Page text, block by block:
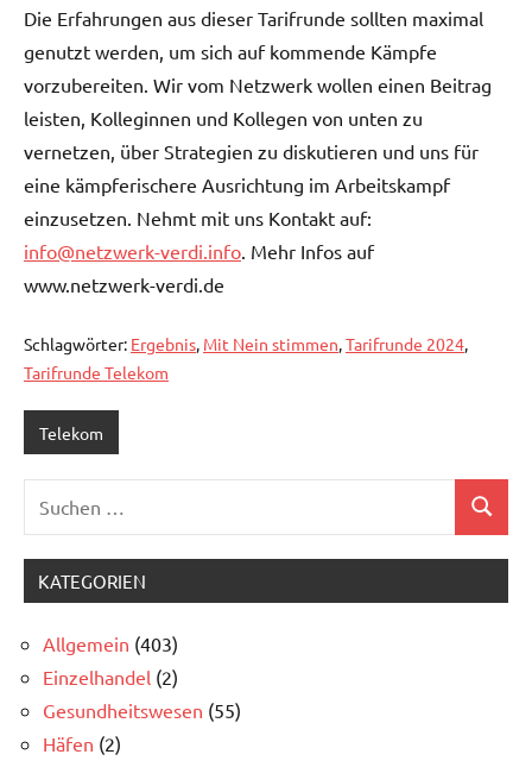
Die Erfahrungen aus dieser Tarifrunde sollten maximal
genutzt werden, um sich auf kommende Kämpfe
vorzubereiten. Wir vom Netzwerk wollen einen Beitrag
leisten, Kolleginnen und Kollegen von unten zu
vernetzen, über Strategien zu diskutieren und uns für
eine kämpferischere Ausrichtung im Arbeitskampf
einzusetzen. Nehmt mit uns Kontakt auf:
info@netzwerk-verdi.info. Mehr Infos auf
www.netzwerk-verdi.de
Schlagwörter: Ergebnis, Mit Nein stimmen,Tarifrunde 2024,
Tarifrunde Telekom
Telekom
Suchen
KATEGORIEN
Allgemein (403)
Einzelhandel (2)
Gesundheitswesen (55)
Häfen (2)